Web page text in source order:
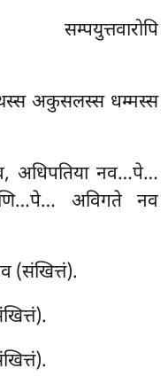
सम्पयुत्तवारोपि
अकुसलस्स धम्मस्स
अधिपतिया नव…पे…
अविगते नव
(संखित्तं).